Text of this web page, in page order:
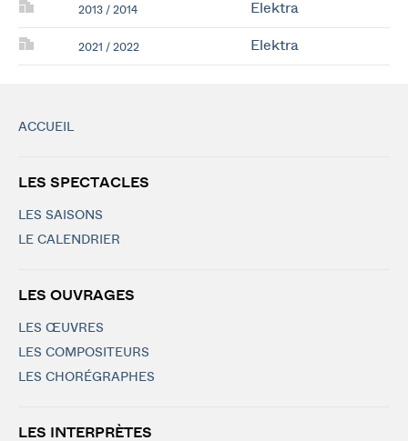
2013 / 2014 Elektra
2021 / 2022 Elektra
ACCUEIL
LES SPECTACLES
LES SAISONS
LE CALENDRIER
LES OUVRAGES
LES ŒUVRES
LES COMPOSITEURS
LES CHORÉGRAPHES
LES INTERPRÈTES